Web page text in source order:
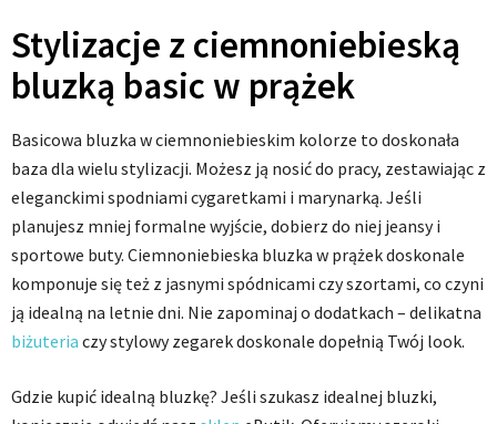
Stylizacje z ciemnoniebieską
bluzką basic w prążek
Basicowa bluzka w ciemnoniebieskim kolorze to doskonała
baza dla wielu stylizacji. Możesz ją nosić do pracy, zestawiając z
eleganckimi spodniami cygaretkami i marynarką. Jeśli
planujesz mniej formalne wyjście, dobierz do niej jeansy i
sportowe buty. Ciemnoniebieska bluzka w prążek doskonale
komponuje się też z jasnymi spódnicami czy szortami, co czyni
ją idealną na letnie dni. Nie zapominaj o dodatkach – delikatna
biżuteria czy stylowy zegarek doskonale dopełnią Twój look.
Gdzie kupić idealną bluzkę? Jeśli szukasz idealnej bluzki,